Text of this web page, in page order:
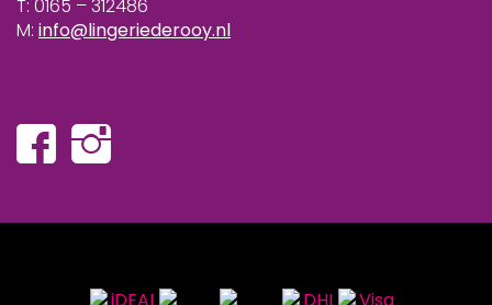
T: 0165 – 312486
M: info@lingeriederooy.nl